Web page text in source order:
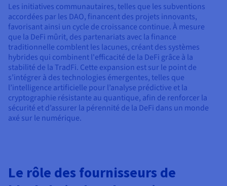
Les initiatives communautaires, telles que les subventions
accordées par les DAO, financent des projets innovants,
favorisant ainsi un cycle de croissance continue. À mesure
que la DeFi mûrit, des partenariats avec la finance
traditionnelle comblent les lacunes, créant des systèmes
hybrides qui combinent l'efficacité de la DeFi grâce à la
stabilité de la TradFi. Cette expansion est sur le point de
s’intégrer à des technologies émergentes, telles que
l’intelligence artificielle pour l’analyse prédictive et la
cryptographie résistante au quantique, afin de renforcer la
sécurité et d’assurer la pérennité de la DeFi dans un monde
axé sur le numérique.
Le rôle des fournisseurs de